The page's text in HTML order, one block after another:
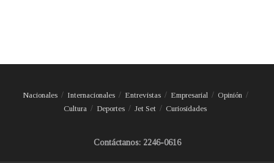
Nacionales Internacionales Entrevistas Empresarial
Opinión
Cultura
Deportes Jet Set Curiosidades
Contáctanos: 2246-0616